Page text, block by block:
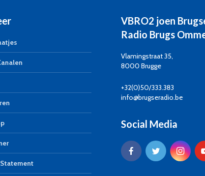
VBRO2 joen
Radio Brugs
Vlamingstraat 35,
8000 Brugge
+32(0)50/333.383
info@brugseradio.be
Social Media